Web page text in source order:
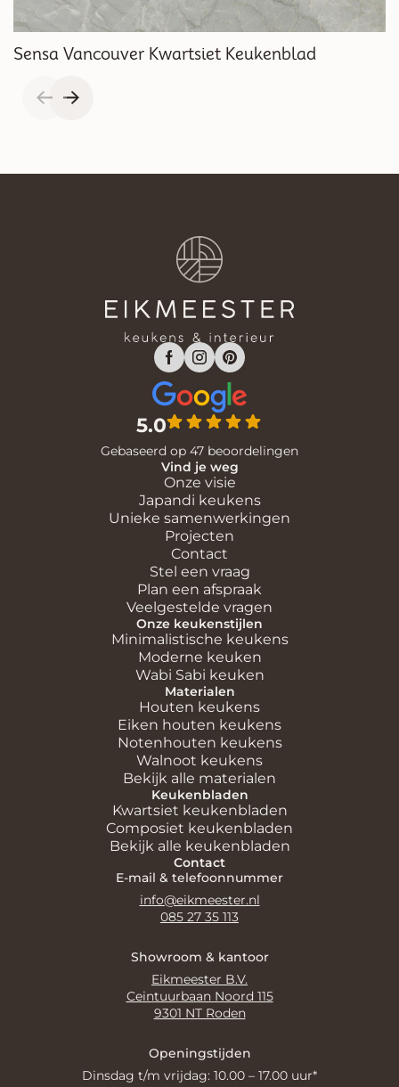
Sensa Vancouver Kwartsiet Keukenblad
5.0
Gebaseerd op 47 beoordelingen
Vind je weg
Onze visie
Japandi keukens
Unieke samenwerkingen
Projecten
Contact
Stel een vraag
Plan een afspraak
Veelgestelde vragen
Onze keukenstijlen
Minimalistische keukens
Moderne keuken
Wabi Sabi keuken
Materialen
Houten keukens
Eiken houten keukens
Notenhouten keukens
Walnoot keukens
Bekijk alle materialen
Keukenbladen
Kwartsiet keukenbladen
Composiet keukenbladen
Bekijk alle keukenbladen
Contact
E-mail & telefoonnummer
info@eikmeester.nl
085 27 35 113
Eikmeester B.V.
Ceintuurbaan Noord 115
9301 NT Roden
Dinsdag t/m vrijdag: 10.00 – 17.00 uur*
Zaterdag:alleen geopend op afspraak